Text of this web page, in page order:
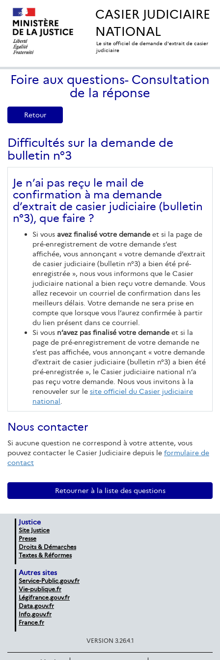
CASIER JUDICIAIRE
NATIONAL
Le site officiel de demande d'extrait de casier
judiciaire
Foire aux questions- Consultation
de la réponse
Retour
Difficultés sur la demande de
bulletin n°3
Je n’ai pas reçu le mail de
confirmation à ma demande
d’extrait de casier judiciaire (bulletin
n°3), que faire ?
Si vous avez finalisé votre demande et si la page de
pré-enregistrement de votre demande s’est
affichée, vous annonçant « votre demande d’extrait
de casier judiciaire (bulletin n°3) a bien été pré-
enregistrée », nous vous informons que le Casier
judiciaire national a bien reçu votre demande. Vous
allez recevoir un courriel de confirmation dans les
meilleurs délais. Votre demande ne sera prise en
compte que lorsque vous l’aurez confirmée à partir
du lien présent dans ce courriel.
Si vous n’avez pas finalisé votre demande et si la
page de pré-enregistrement de votre demande ne
s’est pas affichée, vous annonçant « votre demande
d’extrait de casier judiciaire (bulletin n°3) a bien été
pré-enregistrée », le Casier judiciaire national n’a
pas reçu votre demande. Nous vous invitons à la
renouveler sur le site officiel du Casier judiciaire
national.
Nous contacter
Si aucune question ne correspond à votre attente, vous
pouvez contacter le Casier Judiciaire depuis le formulaire de
contact
Retourner à la liste des questions
Justice
Site Justice
Presse
Droits & Démarches
Textes & Réformes
Autres sites
Service-Public.gouv.fr
Vie-publique.fr
Légifrance.gouv.fr
Data.gouv.fr
Info.gouv.fr
France.fr
VERSION 3.26.4.1